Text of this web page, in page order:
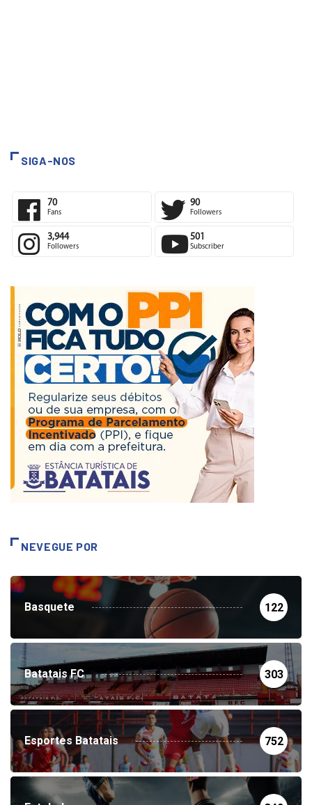
SIGA-NOS
70 90
3,944 501
NEVEGUE POR
Basquete 122
Batatais FC 303
Esportes Batatais 752